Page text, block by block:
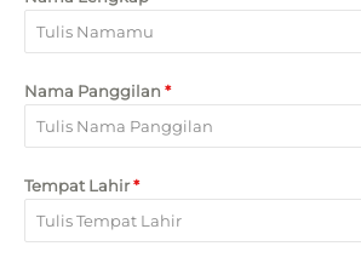
Nama Panggilan *
Tempat Lahir*